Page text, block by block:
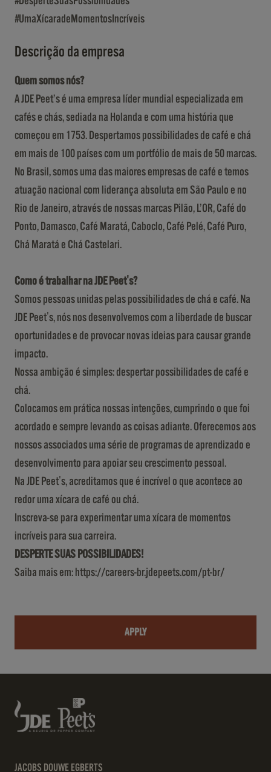
#UmaXícaradeMomentosIncríveis
Descrição da empresa
Quem somos nós?
A JDE Peet’s é uma empresa líder mundial especializada em
cafés e chás, sediada na Holanda e com uma história que
começou em 1753. Despertamos possibilidades de café e chá
em mais de 100 países com um portfólio de mais de 50 marcas.
No Brasil, somos uma das maiores empresas de café e temos
atuação nacional com liderança absoluta em São Paulo e no
Rio de Janeiro, através de nossas marcas Pilão, L’OR, Café do
Ponto, Damasco, Café Maratá, Caboclo, Café Pelé, Café Puro,
Chá Maratá e Chá Castelari.
Como é trabalhar na JDE Peet's?
Somos pessoas unidas pelas possibilidades de chá e café. Na
JDE Peet's, nós nos desenvolvemos com a liberdade de buscar
oportunidades e de provocar novas ideias para causar grande
impacto.
Nossa ambição é simples: despertar possibilidades de café e
chá.
Colocamos em prática nossas intenções, cumprindo o que foi
acordado e sempre levando as coisas adiante. Oferecemos aos
nossos associados uma série de programas de aprendizado e
desenvolvimento para apoiar seu crescimento pessoal.
Na JDE Peet's, acreditamos que é incrível o que acontece ao
redor uma xícara de café ou chá.
Inscreva-se para experimentar uma xícara de momentos
incríveis para sua carreira.
DESPERTE SUAS POSSIBILIDADES!
Saiba mais em: https://careers-br.jdepeets.com/pt-br/
APPLY
JACOBS DOUWE EGBERTS